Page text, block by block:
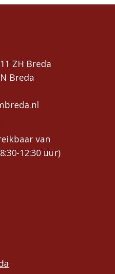
ZH Breda
Breda
van
12:30 uur)